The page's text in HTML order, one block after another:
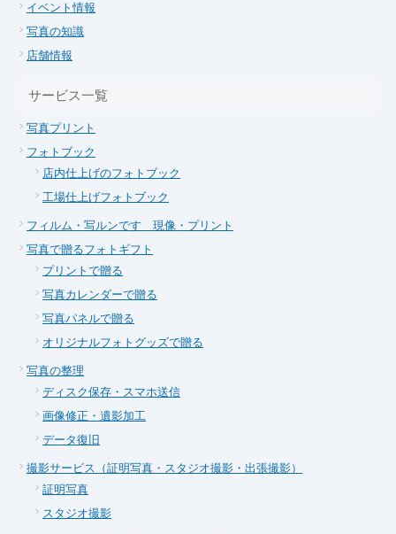
イベント情報
写真の知識
店舗情報
サービス一覧
写真プリント
フォトブック
店内仕上げのフォトブック
工場仕上げフォトブック
フィルム・写ルンです 現像・プリント
写真で贈るフォトギフト
プリントで贈る
写真カレンダーで贈る
写真パネルで贈る
オリジナルフォトグッズで贈る
写真の整理
ディスク保存・スマホ送信
画像修正・遺影加工
データ復旧
撮影サービス（証明写真・スタジオ撮影・出張撮影）
証明写真
スタジオ撮影